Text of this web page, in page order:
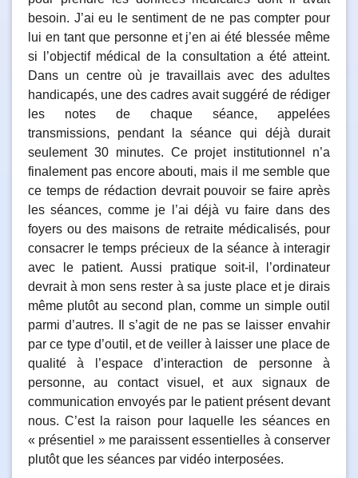
besoin. J’ai eu le sentiment de ne pas compter pour
lui en tant que personne et j’en ai été blessée même
si l’objectif médical de la consultation a été atteint.
Dans un centre où je travaillais avec des adultes
handicapés, une des cadres avait suggéré de rédiger
les notes de chaque séance, appelées
transmissions, pendant la séance qui déjà durait
seulement 30 minutes. Ce projet institutionnel n’a
finalement pas encore abouti, mais il me semble que
ce temps de rédaction devrait pouvoir se faire après
les séances, comme je l’ai déjà vu faire dans des
foyers ou des maisons de retraite médicalisés, pour
consacrer le temps précieux de la séance à interagir
avec le patient. Aussi pratique soit-il, l’ordinateur
devrait à mon sens rester à sa juste place et je dirais
même plutôt au second plan, comme un simple outil
parmi d’autres. Il s’agit de ne pas se laisser envahir
par ce type d’outil, et de veiller à laisser une place de
qualité à l’espace d’interaction de personne à
personne, au contact visuel, et aux signaux de
communication envoyés par le patient présent devant
nous. C’est la raison pour laquelle les séances en
« présentiel » me paraissent essentielles à conserver
plutôt que les séances par vidéo interposées.